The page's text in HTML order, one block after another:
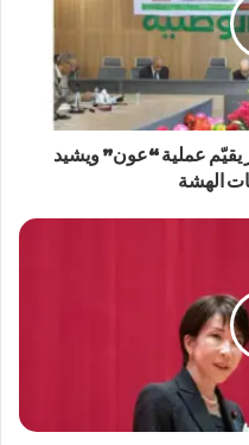
يقيّم عملية “عون” ويشيد
الهشة